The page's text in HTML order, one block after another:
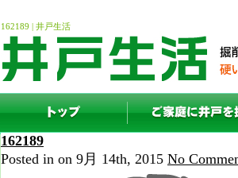
162189 | 井戸生活
162189
Posted in on 9月 14th, 2015 No